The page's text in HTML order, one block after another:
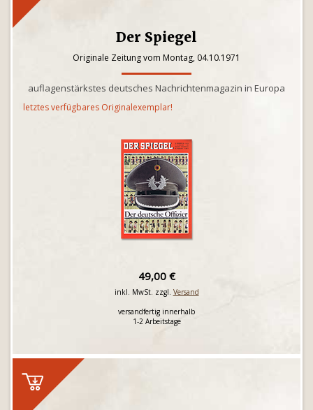
Der Spiegel
Originale Zeitung vom Montag, 04.10.1971
auflagenstärkstes deutsches Nachrichtenmagazin in Europa
letztes verfügbares Originalexemplar!
49,00 €
inkl. MwSt. zzgl. Versand
versandfertig innerhalb
1-2 Arbeitstage